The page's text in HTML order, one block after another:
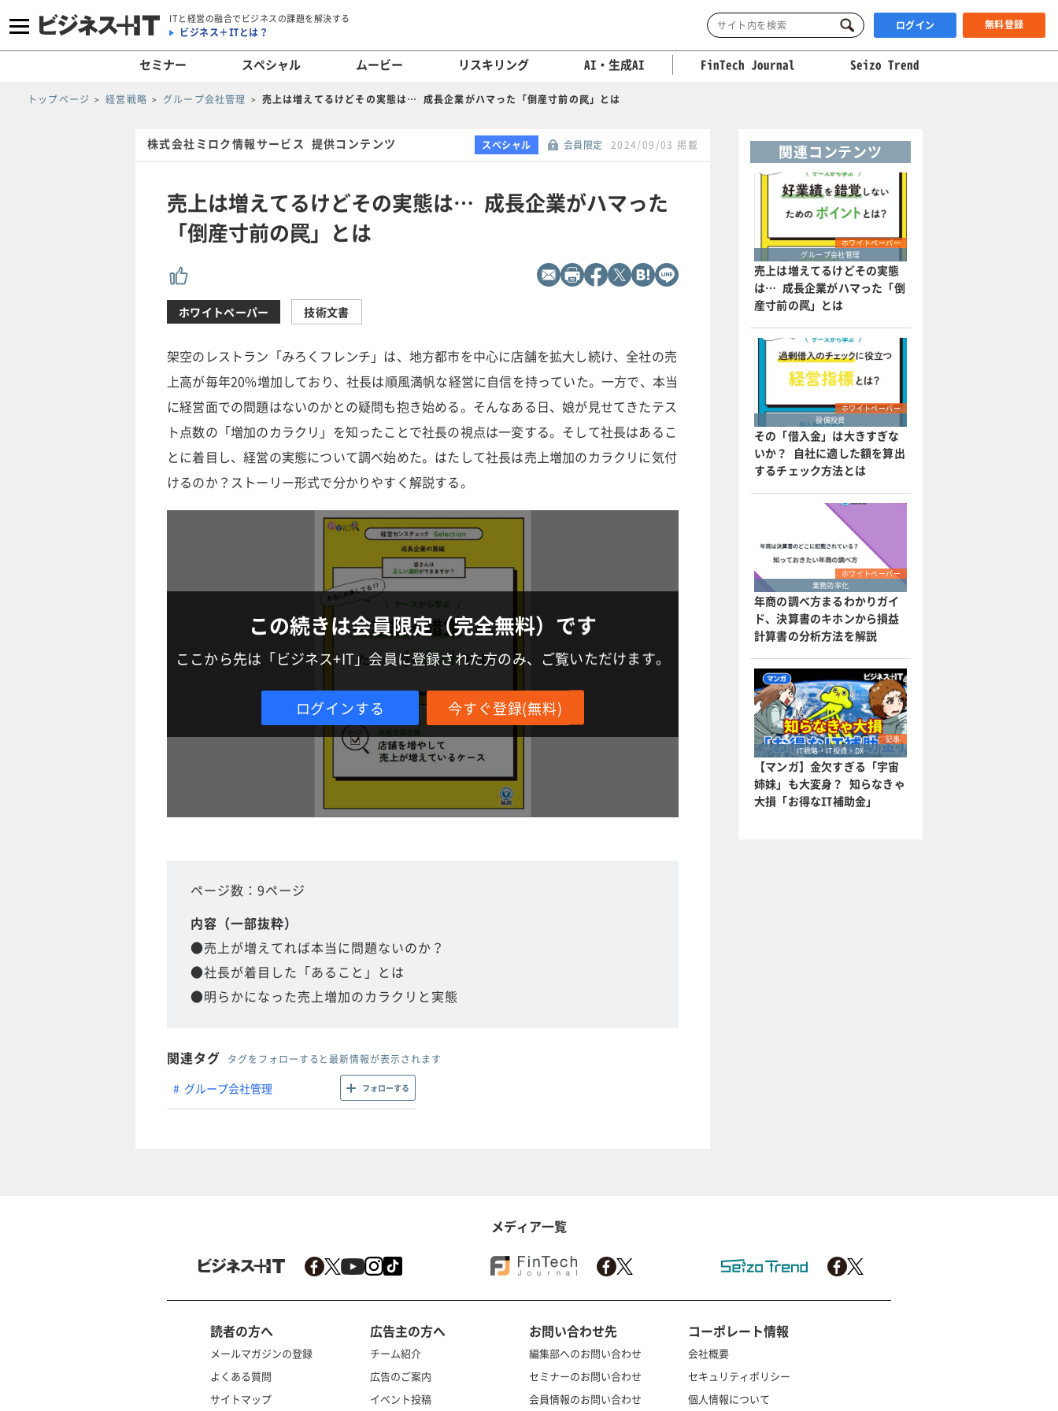
ITと経営の融合でビジネスの課題を解決する
ビジネス＋ITとは？ ログイン 無料登録
セミナー スペシャル ムービー リスキリング AI・生成AI FinTech Journal Seizo Trend
トップページ 経営戦略 グループ会社管理 売上は増えてるけどその実態は… 成長企業がハマった「倒産寸前の罠」とは
株式会社ミロク情報サービス 提供コンテンツ スペシャル 会員限定 2024/09/03 掲載
売上は増えてるけどその実態は… 成長企業がハマった
「倒産寸前の罠」とは
ホワイトペーパー 技術文書
架空のレストラン「みろくフレンチ」は、地方都市を中心に店舗を拡大し続け、全社の売
上高が毎年20%増加しており、社長は順風満帆な経営に自信を持っていた。一方で、本当
に経営面での問題はないのかとの疑問も抱き始める。そんなある日、娘が見せてきたテス
ト点数の「増加のカラクリ」を知ったことで社長の視点は一変する。そして社長はあるこ
とに着目し、経営の実態について調べ始めた。はたして社長は売上増加のカラクリに気付
けるのか？ストーリー形式で分かりやすく解説する。
この続きは会員限定（完全無料）です
ここから先は「ビジネス+IT」会員に登録された方のみ、ご覧いただけます。
ログインする 今すぐ登録(無料)
ページ数：9ページ
内容（一部抜粋）
●売上が増えてれば本当に問題ないのか？
●社長が着目した「あること」とは
●明らかになった売上増加のカラクリと実態
関連タグ タグをフォローすると最新情報が表示されます
グループ会社管理 フォローする
関連コンテンツ
ホワイトペーパー
グループ会社管理
売上は増えてるけどその実態
は… 成長企業がハマった「倒
産寸前の罠」とは
ホワイトペーパー
設備投資
その「借入金」は大きすぎな
いか？ 自社に適した額を算出
するチェック方法とは
ホワイトペーパー
業務効率化
年商の調べ方まるわかりガイ
ド、決算書のキホンから損益
計算書の分析方法を解説
記事
IT戦略・IT投資・DX
【マンガ】金欠すぎる「宇宙
姉妹」も大変身？ 知らなきゃ
大損「お得なIT補助金」
メディア一覧
読者の方へ
メールマガジンの登録
よくある質問
サイトマップ
広告主の方へ
チーム紹介
広告のご案内
イベント投稿
お問い合わせ先
編集部へのお問い合わせ
セミナーのお問い合わせ
会員情報のお問い合わせ
コーポレート情報
会社概要
セキュリティポリシー
個人情報について